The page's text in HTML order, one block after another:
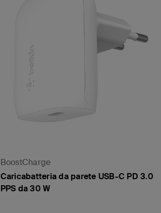
BoostCharge
Caricabatteria da parete USB-C PD 3.0
PPS da 30 W